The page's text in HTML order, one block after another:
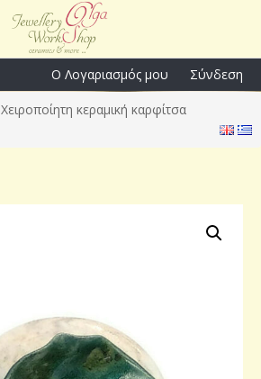
Ο Λογαριασμός μου Σύνδεση
Χειροποίητη κεραμική καρφίτσα